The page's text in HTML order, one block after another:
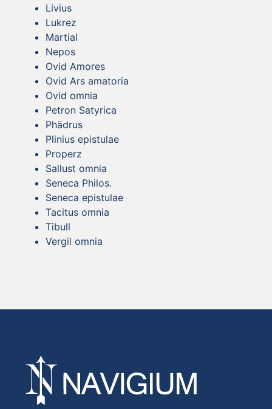
Livius
Lukrez
Martial
Nepos
Ovid Amores
Ovid Ars amatoria
Ovid omnia
Petron Satyrica
Phädrus
Plinius epistulae
Properz
Sallust omnia
Seneca Philos.
Seneca epistulae
Tacitus omnia
Tibull
Vergil omnia